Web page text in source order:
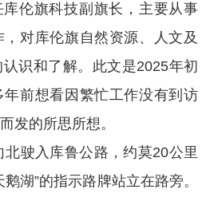
伦旗科技副旗长，主要从事
对库伦旗自然资源、人文及
识和了解。此文是2025年初
前想看因繁忙工作没有到访
发的所思所想。
驶入库鲁公路，约莫20公里
湖”的指示路牌站立在路旁。